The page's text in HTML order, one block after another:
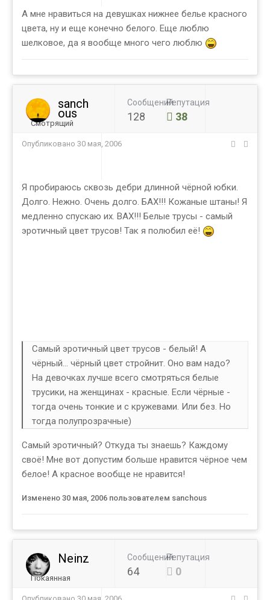
А мне нравиться на девушках нижнее белье красного
цвета, ну и еще конечно белого. Еще люблю
шелковое, да я вообще много чего люблю
sanch
ous
Смотрящий
Сообщений
128
Репутация
38
Опубликовано 30 мая, 2006
Я пробираюсь сквозь дебри длинной чёрной юбки.
Долго. Нежно. Очень долго. БАХ!!! Кожаные штаны! Я
медленно спускаю их. ВАХ!!! Белые трусы - самый
эротичный цвет трусов! Так я полюбил её!
Самый эротичный цвет трусов - белый! А
чёрный... чёрный цвет стройнит. Оно вам надо?
На девочках лучше всего смотряться белые
трусики, на женщинах - красные. Если чёрные -
тогда очень тонкие и с кружевами. Или без. Но
тогда полупрозрачные)
Самый эротичный? Откуда ты знаешь? Каждому
своё! Мне вот допустим больше нравится чёрное чем
белое! А красное вообще не нравится!
Изменено 30 мая, 2006 пользователем sanchous
Neinz
Покаянная
Сообщений
64
Репутация
0